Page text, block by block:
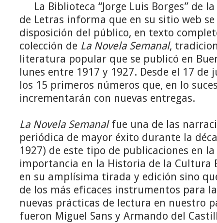
La Biblioteca “Jorge Luis Borges” de
de Letras informa que en su sitio web
disposición del público, en texto
colección de La Novela Semanal,
literatura popular que se publicó en
lunes entre 1917 y 1927. Desde el 17 de
los 15 primeros números que, en lo
incrementarán con nuevas entregas.
La Novela Semanalfue una de las
periódica de mayor éxito durante la
1927) de este tipo de publicaciones en
importancia en la Historia de la Cultura
en su amplísima tirada y edición sino
de los más eficaces instrumentos para
nuevas prácticas de lectura en nuestro
fueron Miguel Sans y Armando del